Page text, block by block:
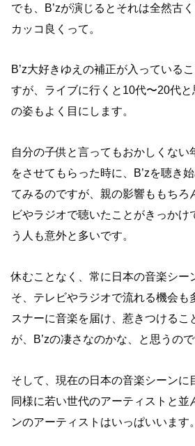
でも、B’zが演じるとそれは全然古
カッコ良くって。
B’z大好きゆえの補正が入っている
すが、ライブに行くと10代〜20代
の姿もよく目にします。
自分の子供と言ってもおかしくない
をさせてもらった時に、B’zを聴き
てみるのですが、親の影響ももちろ
ビやラジオで聴いたことがきっかけ
う人も意外と多いです。
休むことなく、常に日本の音楽シー
そ、テレビやラジオで流れる機会も
スナーに音楽を届け、惹きつけるこ
が、B’zの凄さなのかな、と思うので
そして、現在の日本の音楽シーンに
同様に若い世代のアーティストと並
ンのアーティストはいっぱいいます。